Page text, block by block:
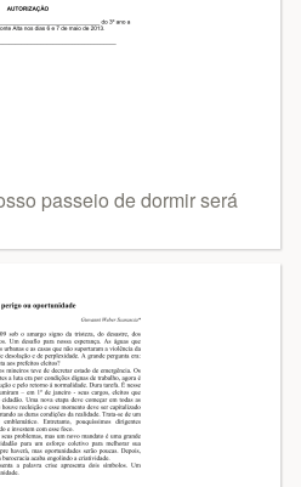
passeio de dormir será